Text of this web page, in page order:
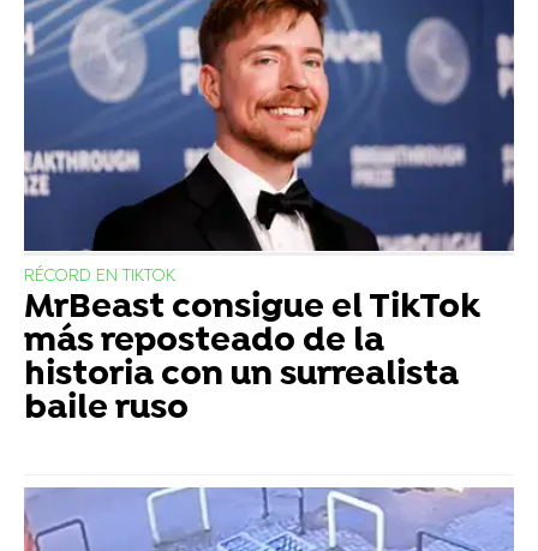
RÉCORD EN TIKTOK
MrBeast consigue el TikTok
más reposteado de la
historia con un surrealista
baile ruso